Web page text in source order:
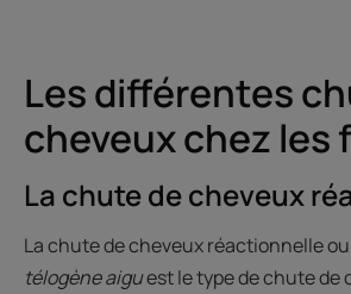
Les différentes
cheveux chez les
La chute de cheveux
La chute de cheveux réactionnelle ou
télogène aiguest le type de chute de